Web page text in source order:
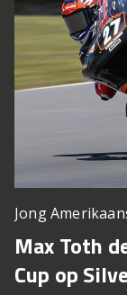
Jong
Max Toth
Cup op